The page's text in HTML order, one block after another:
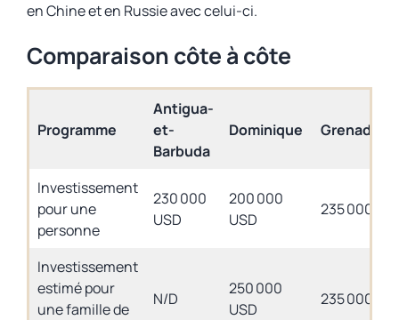
en Chine et en Russie avec celui-ci.
Comparaison côte à côte
Programme
Antigua-
et-
Barbuda
Dominique Grenade
Investissement
pour une
personne
230 000
USD
200 000
USD
235 000
Investissement
estimé pour
une famille de
N/D
250 000
USD
235 000